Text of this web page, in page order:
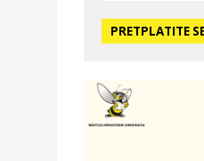
Zdravlje i osiguranje